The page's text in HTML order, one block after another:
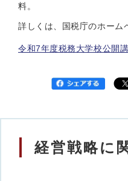
料。
詳しくは、国税庁のホーム
令和7年度税務大学校公開
経営戦略に